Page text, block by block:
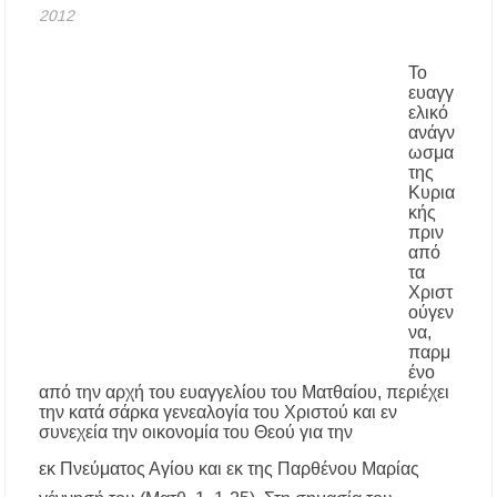
Κασσάνδρα
Χαλκιδική: Νεκρός 69χρονος λουόμενος στην
παραλία Σίβηρης
Διακοπές ρεύματος σε περιοχές της Χαλκιδικής
2012
Το
ευαγγ
ελικό
ανάγν
ωσμα
της
Κυρια
κής
πριν
από
τα
Χριστ
ούγεν
να,
παρμ
ένο
από την αρχή του ευαγγελίου του Ματθαίου, περιέχει
την κατά σάρκα γενεαλογία του Χρι­στού και εν
συνεχεία την οικονομία του Θεού για την
εκ Πνεύματος Αγίου και εκ της Παρθένου Μαρίας